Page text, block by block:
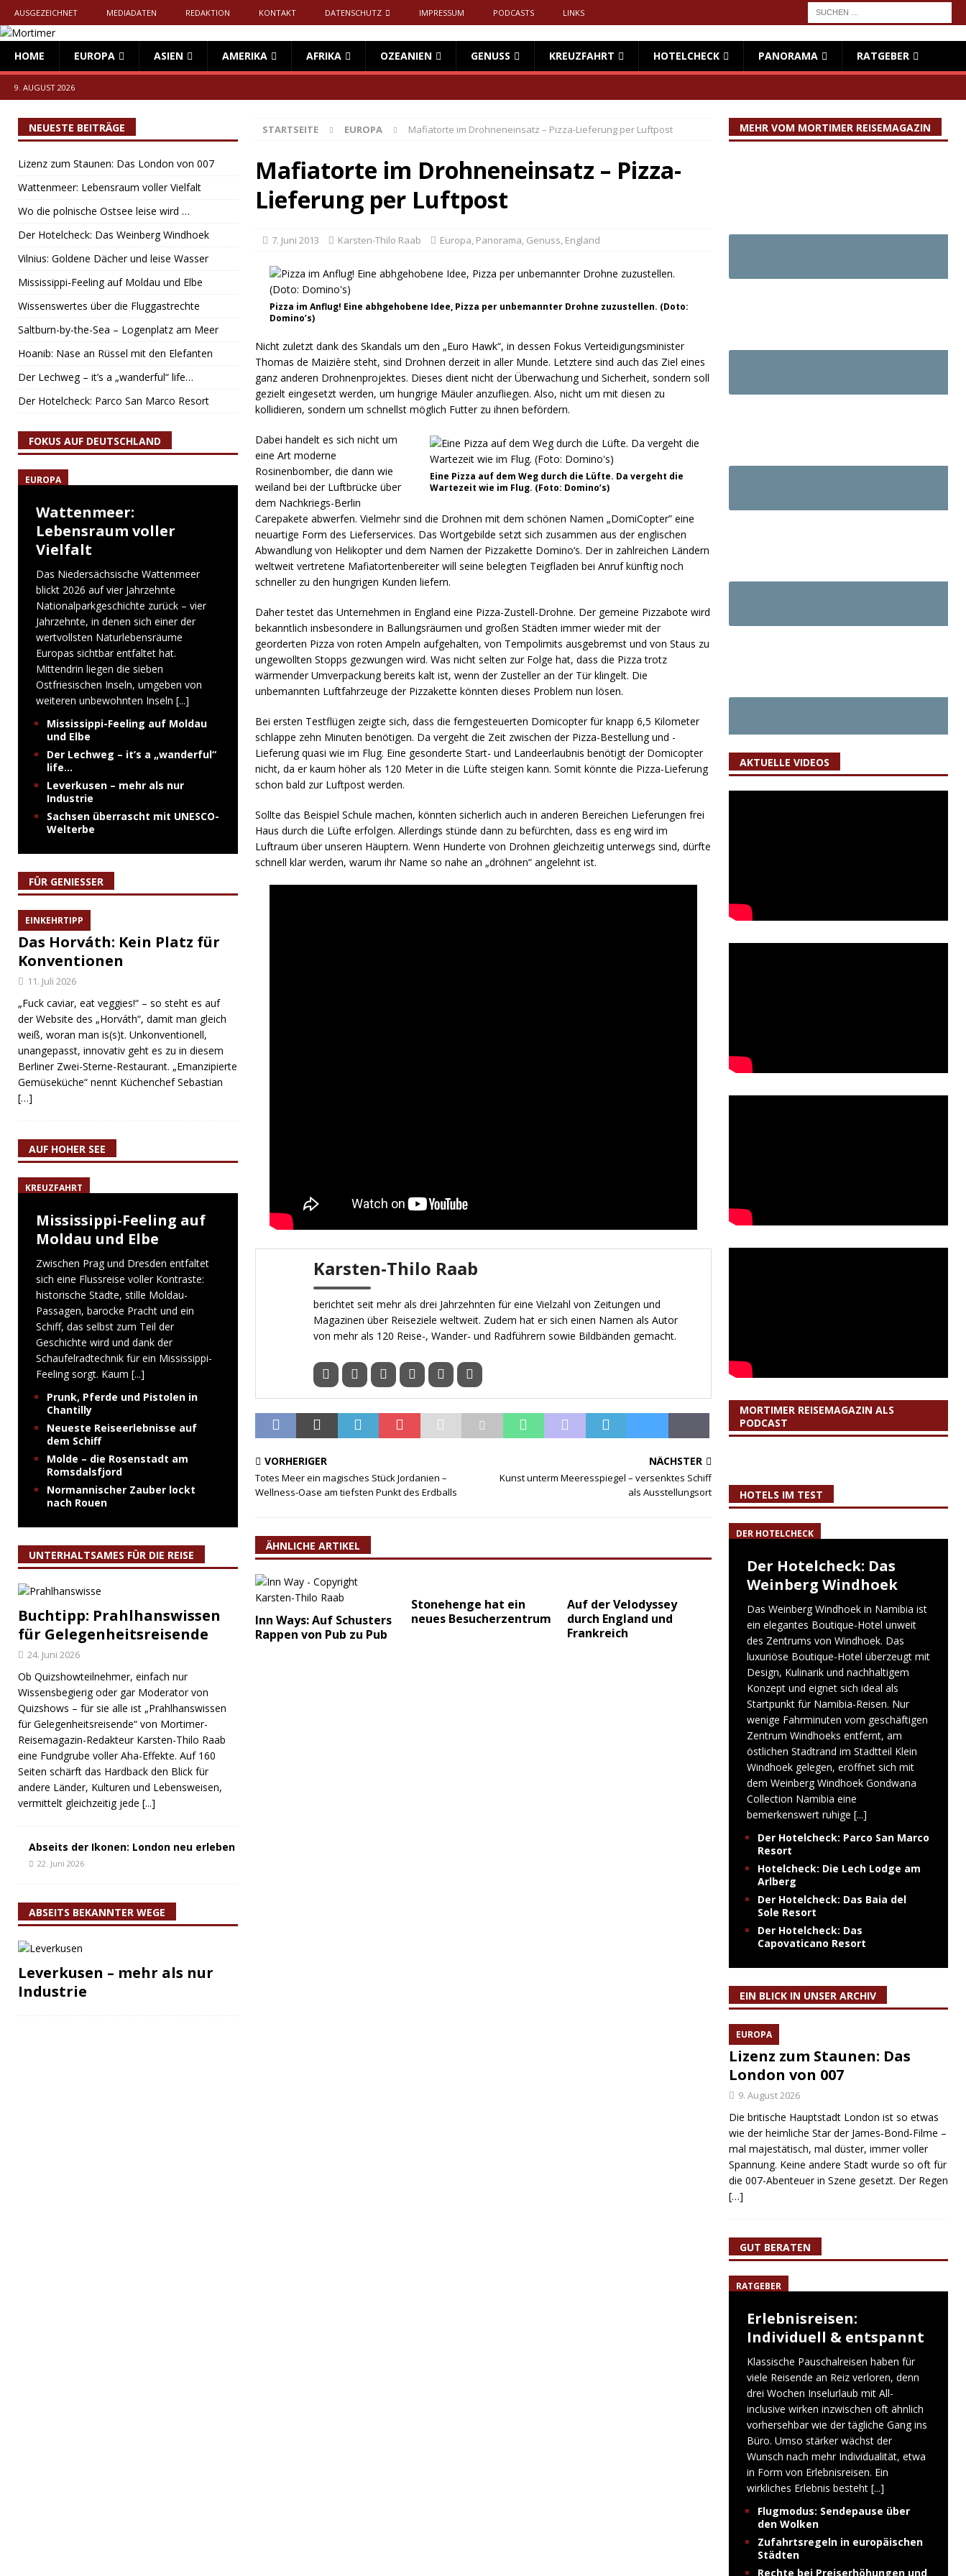
AUSGEZEICHNET MEDIADATEN REDAKTION KONTAKT DATENSCHUTZ IMPRESSUM PODCASTS LINKS
HOME EUROPA ASIEN AMERIKA AFRIKA OZEANIEN GENUSS KREUZFAHRT HOTELCHECK PANORAMA RATGEBER
9. AUGUST 2026
STARTSEITE EUROPA Mafiatorte im Drohneneinsatz – Pizza-Lieferung per Luftpost
Mafiatorte im Drohneneinsatz – Pizza-
Lieferung per Luftpost
7. Juni 2013 Karsten-Thilo Raab Europa, Panorama, Genuss, England
Pizza im Anflug! Eine abhgehobene Idee, Pizza per unbemannter Drohne zuzustellen. (Doto:
Domino’s)
Nicht zuletzt dank des Skandals um den „Euro Hawk“, in dessen Fokus Verteidigungsminister
Thomas de Maizière steht, sind Drohnen derzeit in aller Munde. Letztere sind auch das Ziel eines
ganz anderen Drohnenprojektes. Dieses dient nicht der Überwachung und Sicherheit, sondern soll
gezielt eingesetzt werden, um hungrige Mäuler anzufliegen. Also, nicht um mit diesen zu
kollidieren, sondern um schnellst möglich Futter zu ihnen befördern.
Eine Pizza auf dem Weg durch die Lüfte. Da vergeht die
Wartezeit wie im Flug. (Foto: Domino’s)
Dabei handelt es sich nicht um
eine Art moderne
Rosinenbomber, die dann wie
weiland bei der Luftbrücke über
dem Nachkriegs-Berlin
Carepakete abwerfen. Vielmehr sind die Drohnen mit dem schönen Namen „DomiCopter” eine
neuartige Form des Lieferservices. Das Wortgebilde setzt sich zusammen aus der englischen
Abwandlung von Helikopter und dem Namen der Pizzakette Domino’s. Der in zahlreichen Ländern
weltweit vertretene Mafiatortenbereiter will seine belegten Teigfladen bei Anruf künftig noch
schneller zu den hungrigen Kunden liefern.
Daher testet das Unternehmen in England eine Pizza-Zustell-Drohne. Der gemeine Pizzabote wird
bekanntlich insbesondere in Ballungsräumen und großen Städten immer wieder mit der
georderten Pizza von roten Ampeln aufgehalten, von Tempolimits ausgebremst und von Staus zu
ungewollten Stopps gezwungen wird. Was nicht selten zur Folge hat, dass die Pizza trotz
wärmender Umverpackung bereits kalt ist, wenn der Zusteller an der Tür klingelt. Die
unbemannten Luftfahrzeuge der Pizzakette könnten dieses Problem nun lösen.
Bei ersten Testflügen zeigte sich, dass die ferngesteuerten Domicopter für knapp 6,5 Kilometer
schlappe zehn Minuten benötigen. Da vergeht die Zeit zwischen der Pizza-Bestellung und -
Lieferung quasi wie im Flug. Eine gesonderte Start- und Landeerlaubnis benötigt der Domicopter
nicht, da er kaum höher als 120 Meter in die Lüfte steigen kann. Somit könnte die Pizza-Lieferung
schon bald zur Luftpost werden.
Sollte das Beispiel Schule machen, könnten sicherlich auch in anderen Bereichen Lieferungen frei
Haus durch die Lüfte erfolgen. Allerdings stünde dann zu befürchten, dass es eng wird im
Luftraum über unseren Häuptern. Wenn Hunderte von Drohnen gleichzeitig unterwegs sind, dürfte
schnell klar werden, warum ihr Name so nahe an „dröhnen“ angelehnt ist.
Karsten-Thilo Raab
berichtet seit mehr als drei Jahrzehnten für eine Vielzahl von Zeitungen und
Magazinen über Reiseziele weltweit. Zudem hat er sich einen Namen als Autor
von mehr als 120 Reise-, Wander- und Radführern sowie Bildbänden gemacht.
VORHERIGER
Totes Meer ein magisches Stück Jordanien –
Wellness-Oase am tiefsten Punkt des Erdballs
NÄCHSTER
Kunst unterm Meeresspiegel – versenktes Schiff
als Ausstellungsort
ÄHNLICHE ARTIKEL
Inn Ways: Auf Schusters
Rappen von Pub zu Pub
Stonehenge hat ein
neues Besucherzentrum
Auf der Velodyssey
durch England und
Frankreich
NEUESTE BEITRÄGE
Lizenz zum Staunen: Das London von 007
Wattenmeer: Lebensraum voller Vielfalt
Wo die polnische Ostsee leise wird …
Der Hotelcheck: Das Weinberg Windhoek
Vilnius: Goldene Dächer und leise Wasser
Mississippi-Feeling auf Moldau und Elbe
Wissenswertes über die Fluggastrechte
Saltburn-by-the-Sea – Logenplatz am Meer
Hoanib: Nase an Rüssel mit den Elefanten
Der Lechweg – it’s a „wanderful“ life…
Der Hotelcheck: Parco San Marco Resort
FOKUS AUF DEUTSCHLAND
EUROPA
Wattenmeer:
Lebensraum voller
Vielfalt
Das Niedersächsische Wattenmeer
blickt 2026 auf vier Jahrzehnte
Nationalparkgeschichte zurück – vier
Jahrzehnte, in denen sich einer der
wertvollsten Naturlebensräume
Europas sichtbar entfaltet hat.
Mittendrin liegen die sieben
Ostfriesischen Inseln, umgeben von
weiteren unbewohnten Inseln [...]
Mississippi-Feeling auf Moldau
und Elbe
Der Lechweg – it’s a „wanderful“
life…
Leverkusen – mehr als nur
Industrie
Sachsen überrascht mit UNESCO-
Welterbe
FÜR GENIESSER
EINKEHRTIPP
Das Horváth: Kein Platz für
Konventionen
11. Juli 2026
„Fuck caviar, eat veggies!“ – so steht es auf
der Website des „Horváth“, damit man gleich
weiß, woran man is(s)t. Unkonventionell,
unangepasst, innovativ geht es zu in diesem
Berliner Zwei-Sterne-Restaurant. „Emanzipierte
Gemüseküche“ nennt Küchenchef Sebastian
[…]
AUF HOHER SEE
KREUZFAHRT
Mississippi-Feeling auf
Moldau und Elbe
Zwischen Prag und Dresden entfaltet
sich eine Flussreise voller Kontraste:
historische Städte, stille Moldau-
Passagen, barocke Pracht und ein
Schiff, das selbst zum Teil der
Geschichte wird und dank der
Schaufelradtechnik für ein Mississippi-
Feeling sorgt. Kaum [...]
Prunk, Pferde und Pistolen in
Chantilly
Neueste Reiseerlebnisse auf
dem Schiff
Molde – die Rosenstadt am
Romsdalsfjord
Normannischer Zauber lockt
nach Rouen
UNTERHALTSAMES FÜR DIE REISE
Buchtipp: Prahlhanswissen
für Gelegenheitsreisende
24. Juni 2026
Ob Quizshowteilnehmer, einfach nur
Wissensbegierig oder gar Moderator von
Quizshows – für sie alle ist „Prahlhanswissen
für Gelegenheitsreisende“ von Mortimer-
Reisemagazin-Redakteur Karsten-Thilo Raab
eine Fundgrube voller Aha-Effekte. Auf 160
Seiten schärft das Hardback den Blick für
andere Länder, Kulturen und Lebensweisen,
vermittelt gleichzeitig jede [...]
Abseits der Ikonen: London neu erleben
22. Juni 2026
ABSEITS BEKANNTER WEGE
Leverkusen – mehr als nur
Industrie
MEHR VOM MORTIMER REISEMAGAZIN
AKTUELLE VIDEOS
MORTIMER REISEMAGAZIN ALS
PODCAST
HOTELS IM TEST
DER HOTELCHECK
Der Hotelcheck: Das
Weinberg Windhoek
Das Weinberg Windhoek in Namibia ist
ein elegantes Boutique-Hotel unweit
des Zentrums von Windhoek. Das
luxuriöse Boutique-Hotel überzeugt mit
Design, Kulinarik und nachhaltigem
Konzept und eignet sich ideal als
Startpunkt für Namibia-Reisen. Nur
wenige Fahrminuten vom geschäftigen
Zentrum Windhoeks entfernt, am
östlichen Stadtrand im Stadtteil Klein
Windhoek gelegen, eröffnet sich mit
dem Weinberg Windhoek Gondwana
Collection Namibia eine
bemerkenswert ruhige [...]
Der Hotelcheck: Parco San Marco
Resort
Hotelcheck: Die Lech Lodge am
Arlberg
Der Hotelcheck: Das Baia del
Sole Resort
Der Hotelcheck: Das
Capovaticano Resort
EIN BLICK IN UNSER ARCHIV
EUROPA
Lizenz zum Staunen: Das
London von 007
9. August 2026
Die britische Hauptstadt London ist so etwas
wie der heimliche Star der James‑Bond‑Filme –
mal majestätisch, mal düster, immer voller
Spannung. Keine andere Stadt wurde so oft für
die 007-Abenteuer in Szene gesetzt. Der Regen
[…]
GUT BERATEN
RATGEBER
Erlebnisreisen:
Individuell & entspannt
Klassische Pauschalreisen haben für
viele Reisende an Reiz verloren, denn
drei Wochen Inselurlaub mit All-
inclusive wirken inzwischen oft ähnlich
vorhersehbar wie der tägliche Gang ins
Büro. Umso stärker wächst der
Wunsch nach mehr Individualität, etwa
in Form von Erlebnisreisen. Ein
wirkliches Erlebnis besteht [...]
Flugmodus: Sendepause über
den Wolken
Zufahrtsregeln in europäischen
Städten
Rechte bei Preiserhöhungen und